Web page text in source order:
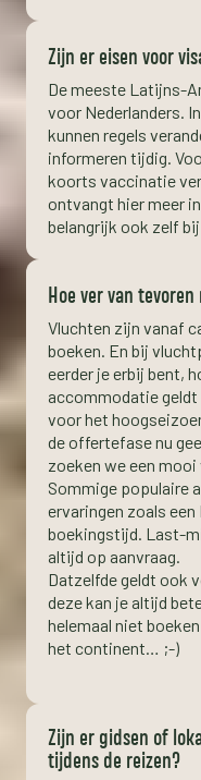
Zijn er eisen voor
De meeste Latijns-
voor Nederlanders.
kunnen regels
informeren tijdig.
koorts vaccinatie
ontvangt hier meer
belangrijk ook zelf bij
Hoe ver van
Vluchten zijn vanaf
boeken. En bij
eerder je erbij bent,
accommodatie geldt
voor het
de offertefase nu
zoeken we een
Sommige populaire
ervaringen zoals
boekingstijd. Last-
altijd op aanvraag.
Datzelfde geldt ook
deze kan je altijd
helemaal niet
het continent… ;-)
Zijn er gidsen of
tijdens de reizen?